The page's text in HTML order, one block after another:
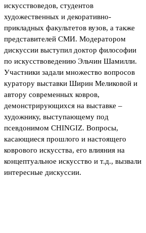
искусствоведов, студентов
художественных и декоративно-
прикладных факультетов вузов, а также
представителей СМИ. Модератором
дискуссии выступил доктор философии
по искусствоведению Эльчин Шамилли.
Участники задали множество вопросов
куратору выставки Ширин Меликовой и
автору современных ковров,
демонстрирующихся на выставке –
художнику, выступающему под
псевдонимом CHINGIZ. Вопросы,
касающиеся прошлого и настоящего
коврового искусства, его влияния на
концептуальное искусство и т.д., вызвали
интересные дискуссии.